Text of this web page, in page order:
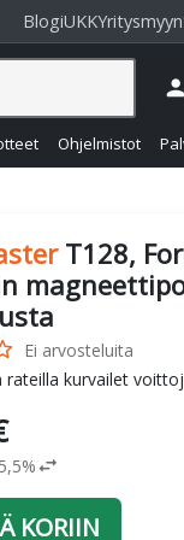
BlogiUKK
Ohjelmistot
person
T128,
Ei arvosteluita
rateilla kurvailet
swap_horiz
KORIIN